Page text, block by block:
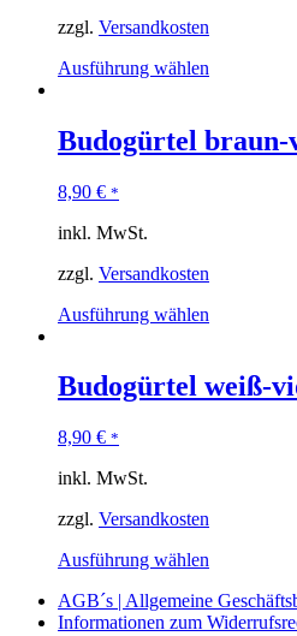
zzgl. Versandkosten
Ausführung wählen
Budogürtel
8,90 € *
inkl. MwSt.
zzgl. Versandkosten
Ausführung wählen
Budogürtel weiß-
8,90 € *
inkl. MwSt.
zzgl. Versandkosten
Ausführung wählen
AGB´s | Allgemeine
Informationen zum